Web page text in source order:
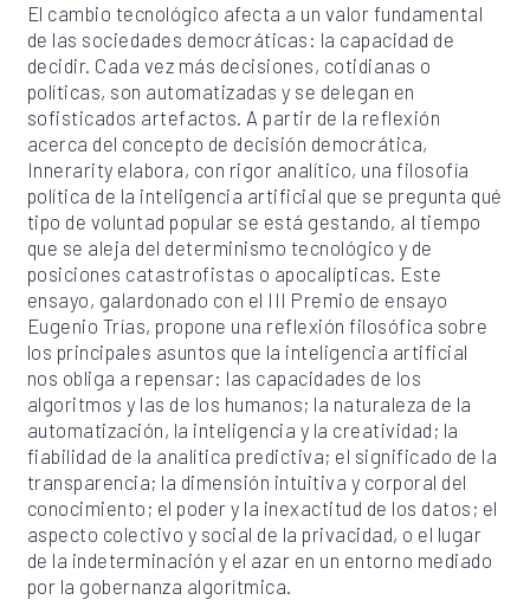
El cambio tecnológico afecta a un valor fundamental
de las sociedades democráticas: la capacidad de
decidir. Cada vez más decisiones, cotidianas o
políticas, son automatizadas y se delegan en
sofisticados artefactos. A partir de la reflexión
acerca del concepto de decisión democrática,
Innerarity elabora, con rigor analítico, una filosofía
política de la inteligencia artificial que se pregunta qué
tipo de voluntad popular se está gestando, al tiempo
que se aleja del determinismo tecnológico y de
posiciones catastrofistas o apocalípticas. Este
ensayo, galardonado con el III Premio de ensayo
Eugenio Trías, propone una reflexión filosófica sobre
los principales asuntos que la inteligencia artificial
nos obliga a repensar: las capacidades de los
algoritmos y las de los humanos; la naturaleza de la
automatización, la inteligencia y la creatividad; la
fiabilidad de la analítica predictiva; el significado de la
transparencia; la dimensión intuitiva y corporal del
conocimiento; el poder y la inexactitud de los datos; el
aspecto colectivo y social de la privacidad, o el lugar
de la indeterminación y el azar en un entorno mediado
por la gobernanza algorítmica.